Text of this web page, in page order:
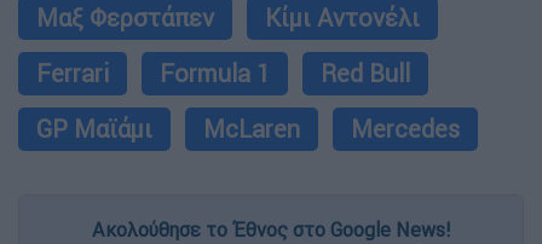
Μαξ Φερστάπεν
Κίμι Αντονέλι
Ferrari
Formula 1
Red Bull
GP Μαϊάμι
McLaren Mercedes
Ακολούθησε το Έθνος στο Google News!